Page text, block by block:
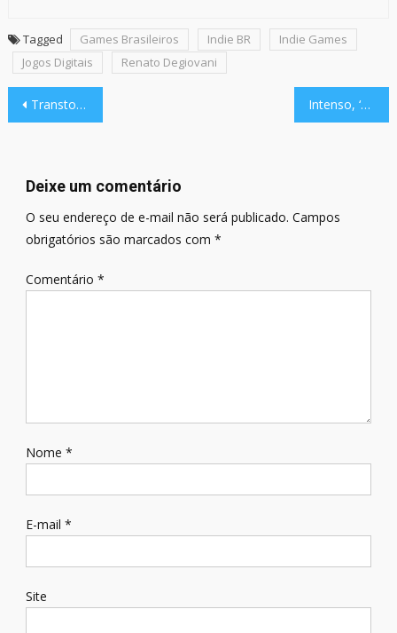
Tagged Games Brasileiros Indie BR
Indie Games
Jogos Digitais
Renato Degiovani
Navegação
Post
Transtorno dissociativo de identidade: entre o espetáculo e a realidade Intenso, ‘brick breaker’ holandês Caromble! ganha trailer de lançamento
Deixe um comentário
O seu endereço de e-mail não será publicado. Campos
obrigatórios são marcados com *
Comentário *
Nome *
E-mail *
Site